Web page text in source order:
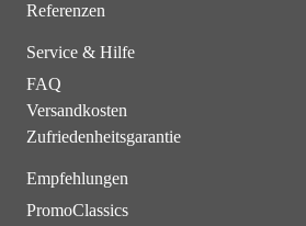
Referenzen
Service & Hilfe
FAQ
Versandkosten
Zufriedenheitsgarantie
Empfehlungen
PromoClassics